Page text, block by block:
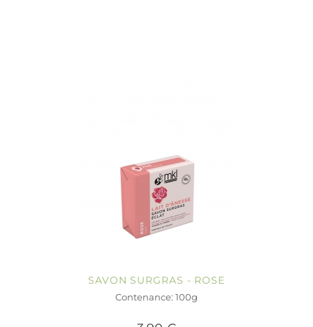
SAVON SURGRAS - ROSE
Contenance: 100g